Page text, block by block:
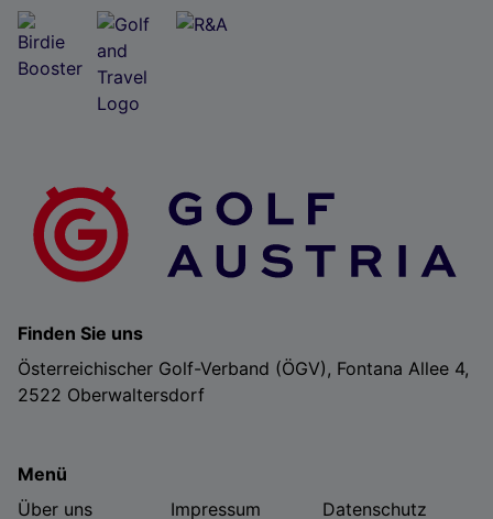
Finden Sie uns
Österreichischer Golf-Verband (ÖGV), Fontana Allee 4,
2522 Oberwaltersdorf
Menü
Über uns
Impressum Datenschutz